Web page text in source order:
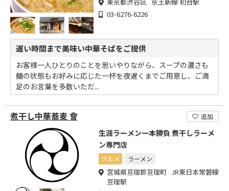
03-6276-6226
遅い時間まで美味い中華そばをご提供
お客様一人ひとりのことを思いやりながら、スープの濃さも
麺の状態もお好みに応じた一杯を夜遅くまでご用意し、ご満
足のお言葉を多数いただ...
煮干し中華蕎麦 會 追加
生涯ラーメン一本勝負 煮干しラーメ
ン専門店
グルメ ラーメン
宮城県亘理郡亘理町 JR東日本常磐線
亘理駅